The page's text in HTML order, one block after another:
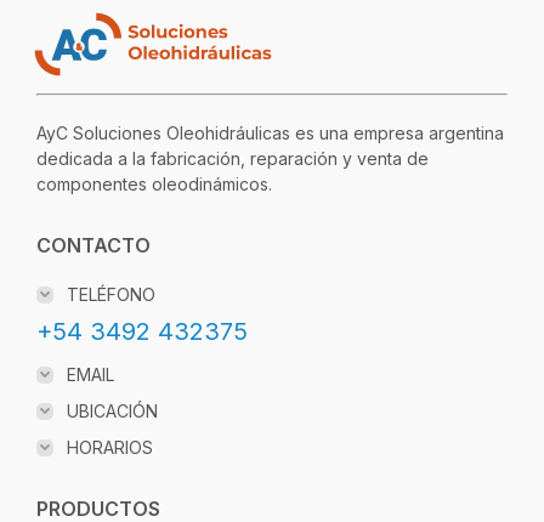
AyC Soluciones Oleohidráulicas es una empresa argentina
dedicada a la fabricación, reparación y venta de
componentes oleodinámicos.
CONTACTO
TELÉFONO
+54 3492 432375
EMAIL
UBICACIÓN
HORARIOS
PRODUCTOS